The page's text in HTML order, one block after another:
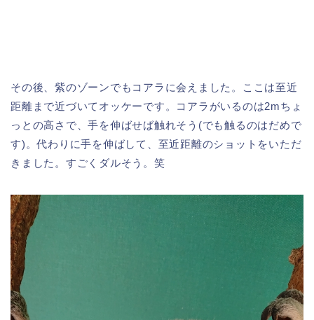
その後、紫のゾーンでもコアラに会えました。ここは至近
距離まで近づいてオッケーです。コアラがいるのは2mちょ
っとの高さで、手を伸ばせば触れそう(でも触るのはだめで
す)。代わりに手を伸ばして、至近距離のショットをいただ
きました。すごくダルそう。笑